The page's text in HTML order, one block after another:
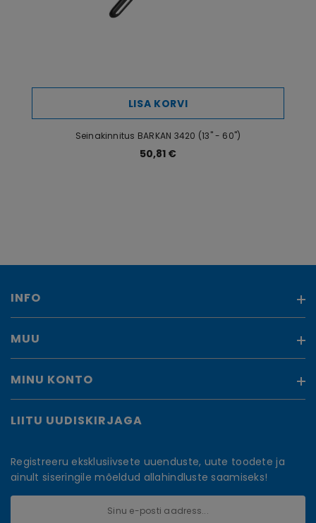
LISA KORVI
Seinakinnitus BARKAN 3420 (13" - 60")
50,81 €
INFO
Meist
Ostujuhend
Kontakt
Äriklienditeenindus
Blogi
Inbank järelmaks
Liisi järelmaks ja kalkulaator
MUU
Kaubamärgid
Soodustooted
Uued tooted
MINU KONTO
Minu konto
Tellitud tooted
Soovikorv
Vaata võrdlust
LIITU UUDISKIRJAGA
Registreeru eksklusiivsete uuenduste, uute toodete ja
ainult siseringile mõeldud allahindluste saamiseks!